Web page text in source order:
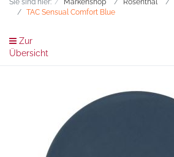
Sie sind hier: Markenshop Rosenthal
TAC Sensual Comfort Blue
Zur
Übersicht